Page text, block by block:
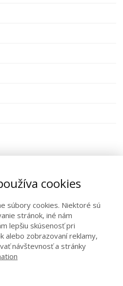
Kontakt
cookies
súbory cookies. Niektoré sú
stránok, iné nám
lepšiu skúsenosť pri
alebo zobrazovaní reklamy,
návštevnosť a stránky